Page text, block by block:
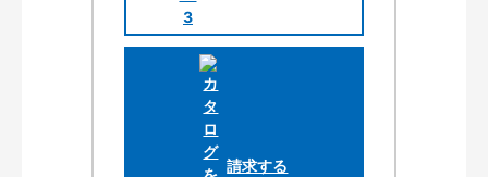
請求する